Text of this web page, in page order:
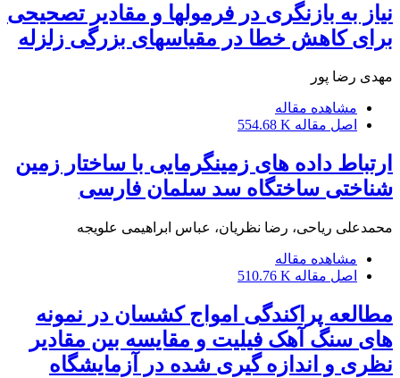
نیاز به بازنگری در فرمولها و مقادیر تصحیحی
برای کاهش خطا در مقیاسهای بزرگی زلزله
مهدی رضا پور
مشاهده مقاله
اصل مقاله 554.68 K
ارتباط داده های زمینگرمایی با ساختار زمین
شناختی ساختگاه سد سلمان فارسی
محمدعلی ریاحی، رضا نظریان، عباس ابراهیمی علویجه
مشاهده مقاله
اصل مقاله 510.76 K
مطالعه پراکندگی امواج کشسان در نمونه
های سنگ آهک فیلیت و مقایسه بین مقادیر
نظری و اندازه گیری شده در آزمایشگاه